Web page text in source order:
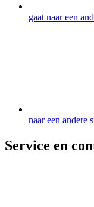
gaat naar een
naar een andere
Service en